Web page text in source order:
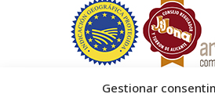
Gestionar